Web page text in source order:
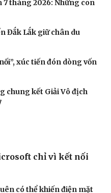
chưa kể về bản tình
bứt phá phải vượt